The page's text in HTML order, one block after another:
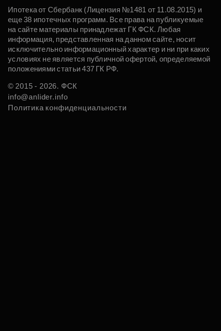
Ипотека от Сбербанк (Лицензия №1481 от 11.08.2015) и
еще 38 ипотечных программ. Все права на публикуемые
на сайте материалы принадлежат ГК ФСК. Любая
информация, представленная на данном сайте, носит
исключительно информационный характер и ни при каких
условиях не является публичной офертой, определяемой
положениями статьи 437 ГК РФ.
© 2015 - 2026. ФСК
info@anlider.info
Политика конфиденциальности